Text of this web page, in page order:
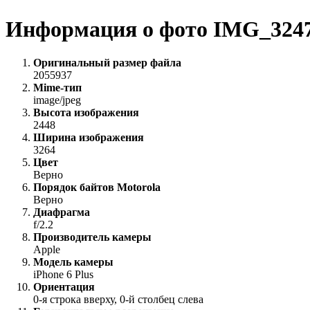
Информация о фото
Оригинальный размер файла
2055937
Mime-тип
image/jpeg
Высота изображения
2448
Ширина изображения
3264
Цвет
Верно
Порядок байтов Motorola
Верно
Диафрагма
f/2.2
Производитель камеры
Apple
Модель камеры
iPhone 6 Plus
Ориентация
0-я строка вверху, 0-й столбец слева